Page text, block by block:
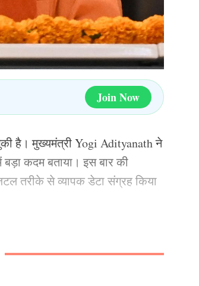
Join Now
है। मुख्यमंत्री Yogi Adityanath ने
कदम बताया। इस बार की
तरीके से व्यापक डेटा संग्रह किया